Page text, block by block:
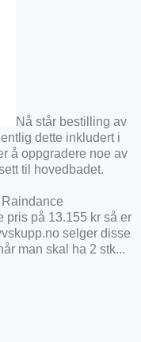
Nå står bestilling av
dette inkludert i
å oppgradere noe av
til hovedbadet.
pris på 13.155 kr så er
selger disse
man skal ha 2 stk...